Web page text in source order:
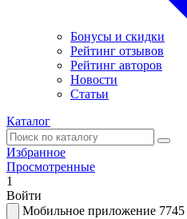
Бонусы и скидки
Рейтинг отзывов
Рейтинг авторов
Новости
Статьи
Каталог
Избранное
Просмотренные
1
Войти
Мобильное приложение 7745